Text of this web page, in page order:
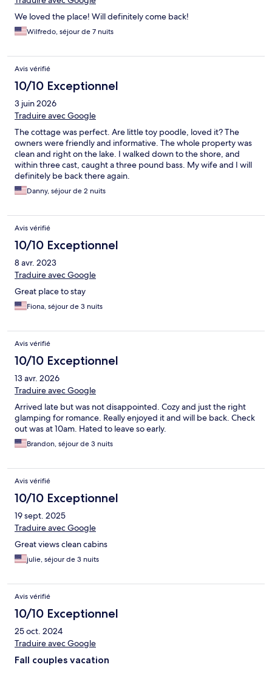
We loved the place! Will definitely come back!
Wilfredo, séjour de 7 nuits
Avis vérifié
10/10 Exceptionnel
3 juin 2026
Traduire avec Google
The cottage was perfect. Are little toy poodle, loved it? The
owners were friendly and informative. The whole property was
clean and right on the lake. I walked down to the shore, and
within three cast, caught a three pound bass. My wife and I will
definitely be back there again.
Danny, séjour de 2 nuits
Avis vérifié
10/10 Exceptionnel
8 avr. 2023
Traduire avec Google
Great place to stay
Fiona, séjour de 3 nuits
Avis vérifié
10/10 Exceptionnel
13 avr. 2026
Traduire avec Google
Arrived late but was not disappointed. Cozy and just the right
glamping for romance. Really enjoyed it and will be back. Check
out was at 10am. Hated to leave so early.
Brandon, séjour de 3 nuits
Avis vérifié
10/10 Exceptionnel
19 sept. 2025
Traduire avec Google
Great views clean cabins
julie, séjour de 3 nuits
Avis vérifié
10/10 Exceptionnel
25 oct. 2024
Traduire avec Google
Fall couples vacation